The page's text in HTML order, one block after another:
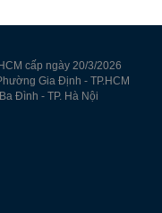
cấp ngày 20/3/2026
Gia Định - TP.HCM
Đình - TP. Hà Nội